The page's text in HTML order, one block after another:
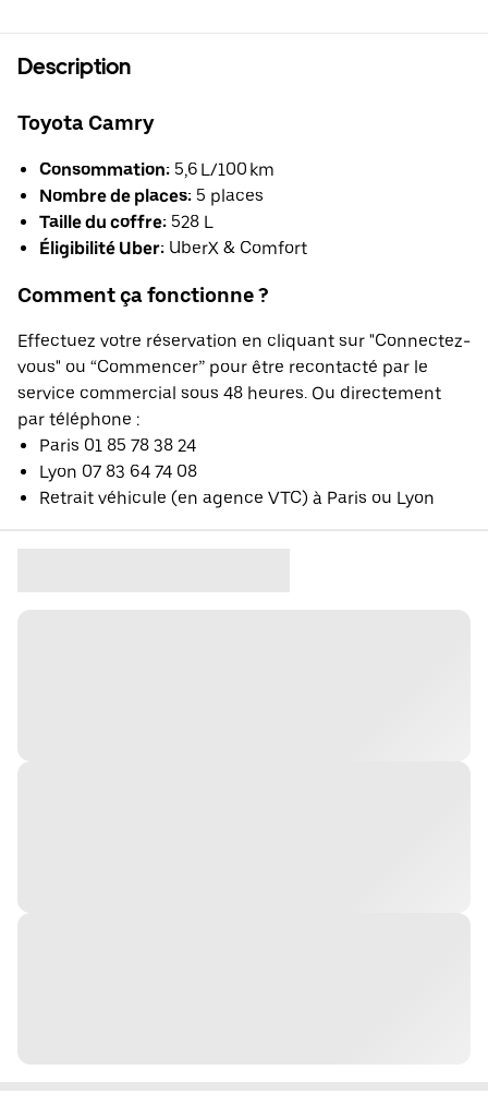
Description
Toyota Camry
Consommation: 5,6 L/100 km
Nombre de places: 5 places
Taille du coffre: 528 L
Éligibilité Uber: UberX & Comfort
Comment ça fonctionne ?
Effectuez votre réservation en cliquant sur "Connectez-
vous" ou “Commencer” pour être recontacté par le
service commercial sous 48 heures. Ou directement
par téléphone :
Paris 01 85 78 38 24
Lyon 07 83 64 74 08
Retrait véhicule (en agence VTC) à Paris ou Lyon